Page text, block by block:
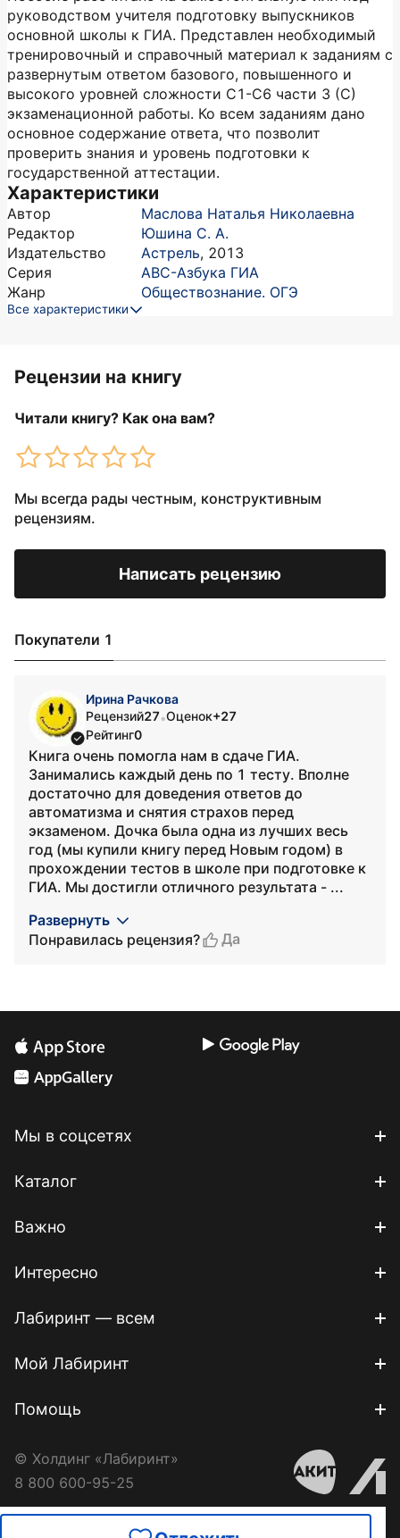
руководством учителя подготовку выпускников
основной школы к ГИА. Представлен необходимый
тренировочный и справочный материал к заданиям с
развернутым ответом базового, повышенного и
высокого уровней сложности С1-С6 части 3 (С)
экзаменационной работы. Ко всем заданиям дано
основное содержание ответа, что позволит
проверить знания и уровень подготовки к
государственной аттестации.
Характеристики
Автор
Маслова Наталья Николаевна
Редактор
Юшина С. А.
Издательство
Астрель, 2013
Серия
АВС-Азбука ГИА
Жанр
Обществознание. ОГЭ
Все характеристики
Рецензии на книгу
Читали книгу? Как она вам?
Мы всегда рады честным, конструктивным
рецензиям.
Написать рецензию
Покупатели 1
Ирина Рачкова
Рецензий27•Оценок+27
Рейтинг0
Книга очень помогла нам в сдаче ГИА.
Занимались каждый день по 1 тесту. Вполне
достаточно для доведения ответов до
автоматизма и снятия страхов перед
экзаменом. Дочка была одна из лучших весь
год (мы купили книгу перед Новым годом) в
прохождении тестов в школе при подготовке к
ГИА. Мы достигли отличного результата - ...
Развернуть
Понравилась рецензия?
Да
Мы в соцсетях
Каталог
Важно
Интересно
Лабиринт — всем
Мой Лабиринт
Помощь
© Холдинг «Лабиринт»
8 800 600-95-25